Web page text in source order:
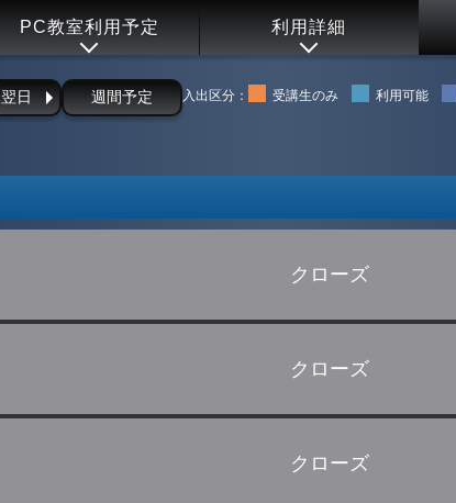
PC教室利用予定 利用詳細
翌日 週間予定 入出区分： 受講生のみ 利用可能
クローズ
クローズ
クローズ